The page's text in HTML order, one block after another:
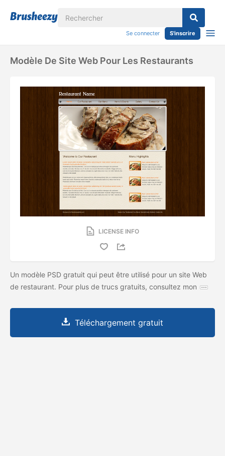
Se connecter S'inscrire
Modèle De Site Web Pour Les Restaurants
LICENSE INFO
Un modèle PSD gratuit qui peut être utilisé pour un site Web
de restaurant. Pour plus de trucs gratuits, consultez mon
Téléchargement gratuit